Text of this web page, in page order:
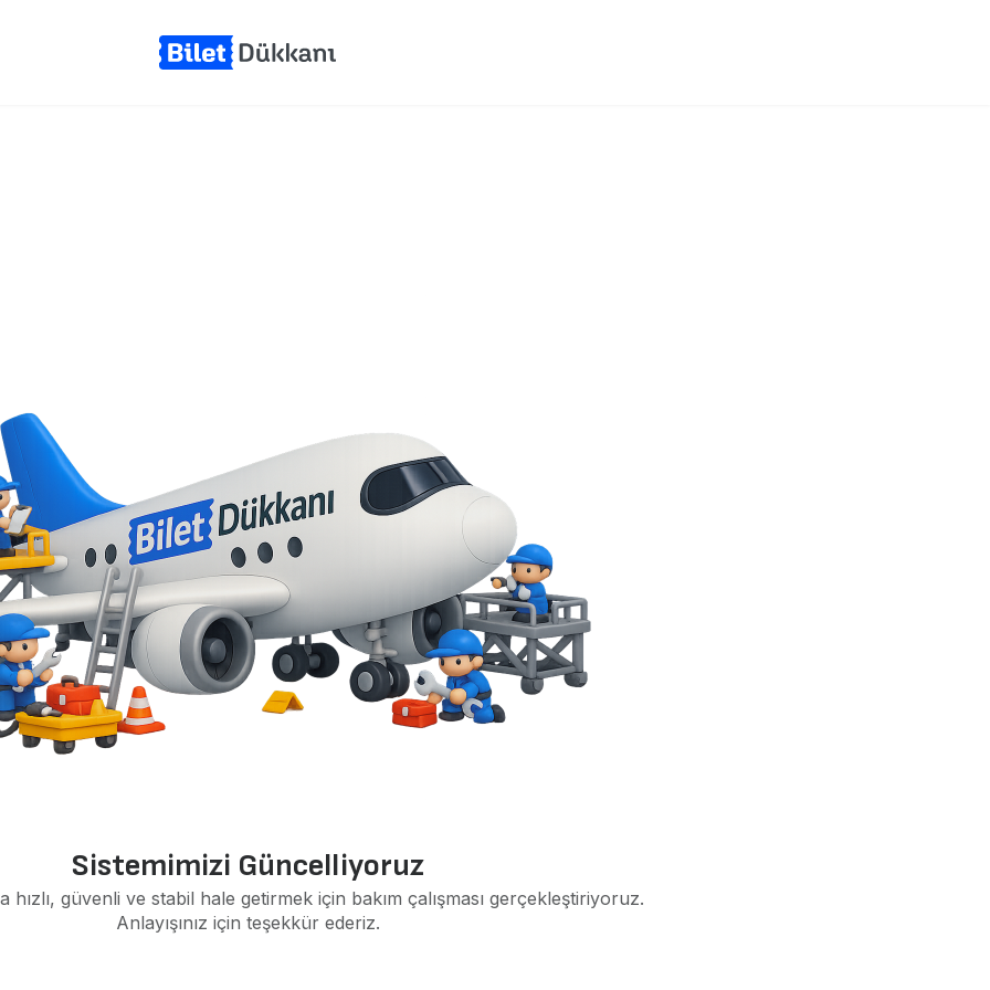
Sistemimizi Güncelliyoruz
hızlı, güvenli ve stabil hale getirmek için bakım çalışması gerçekleştiriyoruz.
Anlayışınız için teşekkür ederiz.